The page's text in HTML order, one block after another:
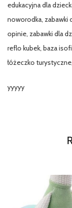
edukacyjna dla
noworodka, zabawki
opinie, zabawki dla
reflo kubek, baza
łóżeczko
yyyyy